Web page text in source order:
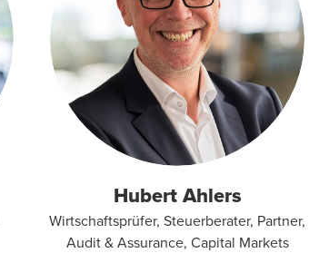
Hubert Ahlers
Wirtschaftsprüfer, Steuerberater, Partner,
Audit & Assurance, Capital Markets